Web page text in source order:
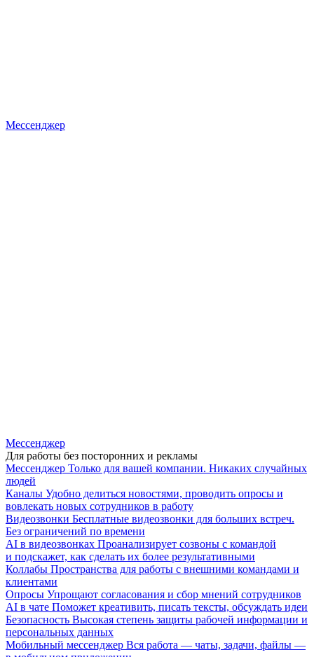
Мессенджер
Мессенджер
Для работы без посторонних и рекламы
Мессенджер Только для вашей компании. Никаких случайных
людей
Каналы Удобно делиться новостями, проводить опросы и
вовлекать новых сотрудников в работу
Видеозвонки Бесплатные видеозвонки для больших встреч.
Без ограничений по времени
AI в видеозвонках Проанализирует созвоны с командой
и подскажет, как сделать их более результативными
Коллабы Пространства для работы с внешними командами и
клиентами
Опросы Упрощают согласования и сбор мнений сотрудников
AI в чате Поможет креативить, писать тексты, обсуждать идеи
Безопасность Высокая степень защиты рабочей информации и
персональных данных
Мобильный мессенджер Вся работа — чаты, задачи, файлы —